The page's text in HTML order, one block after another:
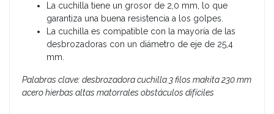
La cuchilla tiene un grosor de 2,0 mm, lo que
garantiza una buena resistencia a los golpes.
La cuchilla es compatible con la mayoría de las
desbrozadoras con un diámetro de eje de 25,4
mm.
Palabras clave: desbrozadora cuchilla 3 filos makita 230 mm
acero hierbas altas matorrales obstáculos difíciles